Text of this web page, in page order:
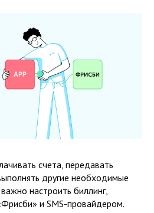
счета, передавать
другие необходимые
настроить биллинг,
и SMS-провайдером.